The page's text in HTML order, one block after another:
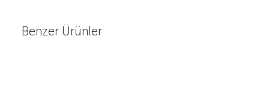
Benzer Ürünler